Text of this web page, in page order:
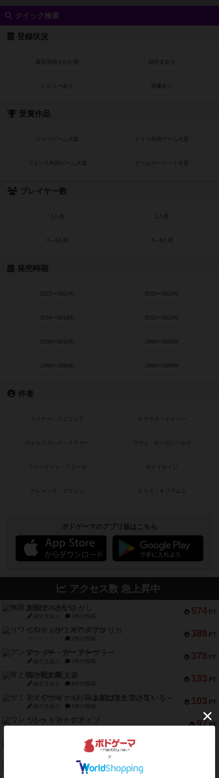
クイック検索
登録状況
最近登録された順 紹介文あり
レビューあり 画像あり
受賞作品
ドイツゲーム大賞 ドイツ年間ゲーム大賞
フランス年間ゲーム大賞 ゲームマーケット大賞
プレイヤー数
1人用 2人用
3～4人用 4～8人用
発売時期
2021〜2022年 2019〜2020年
2016〜2018年 2010〜2015年
2000〜2010年 1990〜2000年
1980〜1990年 1950〜1980年
作者
ライナー・クニツィア クラウス・トイバー
ヴォルフガング・クラマー ウヴェ・ローゼンベルク
フリードマン・フリーゼ カナイセイジ
クレメンス・フランツ クリス・キリアムス
ボドゲーマのアプリ版はこちら
アクセス数 急上昇中
574 PT
無限まちがいさがし
紹介文あり 2件の投稿
389 PT
リワイルド：サウスアメリカ
2件の投稿
378 PT
アンダー・ザ・テーブラー
紹介文あり 1件の投稿
133 PT
宵と暁の呪文書
紹介文あり 8件の投稿
103 PT
セミファイナル ～お前はまだ生きている～
紹介文あり 1件の投稿
97 PT
ワン・トゥ・ファイブ
PT
1件の投稿
PT
ふたつの城の物語
6件の投稿